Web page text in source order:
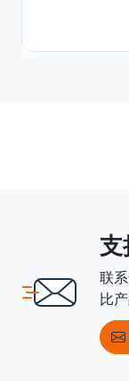
支
联
比